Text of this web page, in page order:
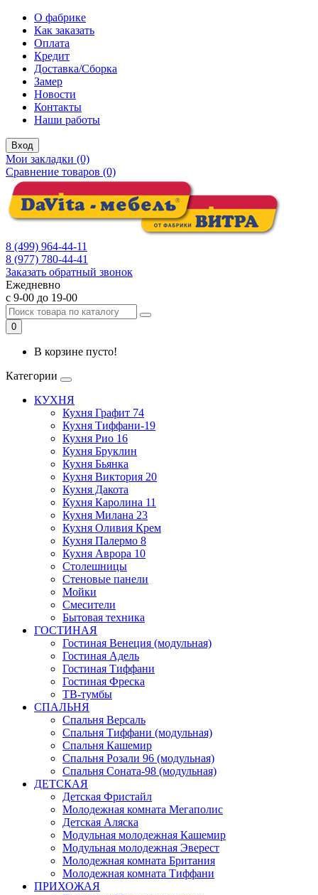
О фабрике
Как заказать
Оплата
Кредит
Доставка/Сборка
Замер
Новости
Контакты
Наши работы
Вход
Мои закладки (0)
Сравнение товаров (0)
8 (499) 964-44-11
8 (977) 780-44-41
Заказать обратный звонок
Ежедневно
с 9-00 до 19-00
0
В корзине пусто!
Категории
КУХНЯ
Кухня Графит 74
Кухня Тиффани-19
Кухня Рио 16
Кухня Бруклин
Кухня Бьянка
Кухня Виктория 20
Кухня Дакота
Кухня Каролина 11
Кухня Милана 23
Кухня Оливия Крем
Кухня Палермо 8
Кухня Аврора 10
Столешницы
Стеновые панели
Мойки
Смесители
Бытовая техника
ГОСТИНАЯ
Гостиная Венеция (модульная)
Гостиная Адель
Гостиная Тиффани
Гостиная Фреска
ТВ-тумбы
СПАЛЬНЯ
Спальня Версаль
Спальня Тиффани (модульная)
Спальня Кашемир
Спальня Розали 96 (модульная)
Спальня Соната-98 (модульная)
ДЕТСКАЯ
Детская Фристайл
Молодежная комната Мегаполис
Детская Аляска
Модульная молодежная Кашемир
Модульная молодежная Эверест
Молодежная комната Британия
Молодежная комната Тиффани
ПРИХОЖАЯ